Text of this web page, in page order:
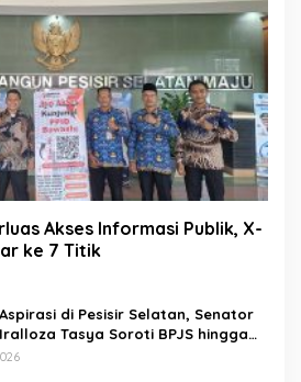
Akses Informasi Publik, X-
ke 7 Titik
di Pesisir Selatan, Senator
Tasya Soroti BPJS hingga
Merdeka